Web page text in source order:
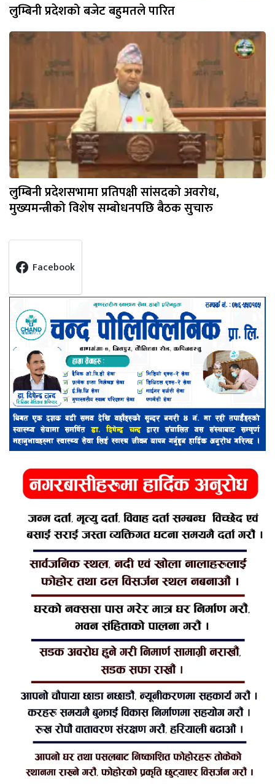
लुम्बिनी प्रदेशको बजेट बहुमतले पारित
लुम्बिनी प्रदेशसभामा प्रतिपक्षी सांसदको अवरोध,
मुख्यमन्त्रीको विशेष सम्बोधनपछि बैठक सुचारु
Facebook